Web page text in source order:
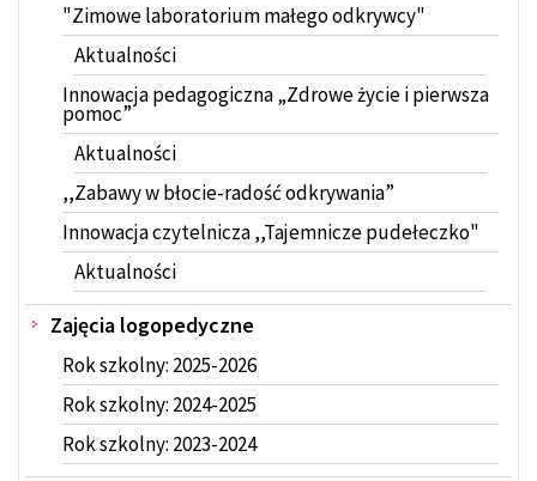
"Zimowe laboratorium małego odkrywcy"
Aktualności
Innowacja pedagogiczna „Zdrowe życie i pierwsza
pomoc”
Aktualności
,,Zabawy w błocie-radość odkrywania”
Innowacja czytelnicza ,,Tajemnicze pudełeczko"
Aktualności
Zajęcia logopedyczne
Rok szkolny: 2025-2026
Rok szkolny: 2024-2025
Rok szkolny: 2023-2024